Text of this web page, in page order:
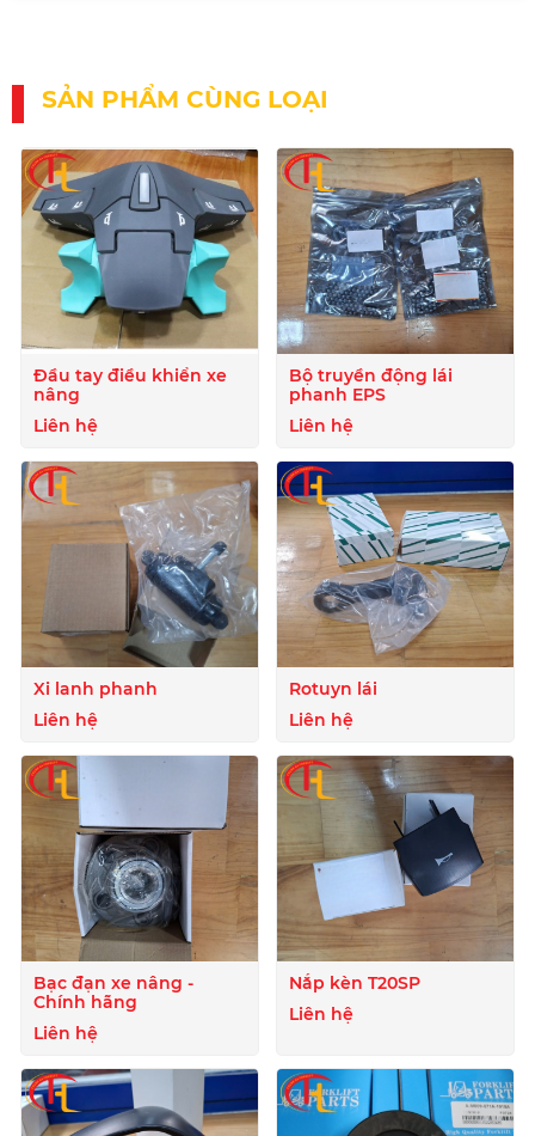
SẢN PHẨM CÙNG LOẠI
Đầu tay điều khiển xe
nâng
Liên hệ
Bộ truyền động lái
phanh EPS
Liên hệ
Xi lanh phanh
Liên hệ
Rotuyn lái
Liên hệ
Bạc đạn xe nâng -
Chính hãng
Liên hệ
Nắp kèn T20SP
Liên hệ